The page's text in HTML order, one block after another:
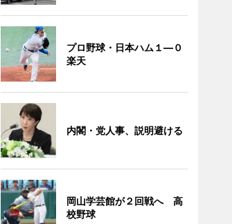
プロ野球・日本ハム１―０
楽天
内閣・党人事、説明避ける
岡山学芸館が２回戦へ 高
校野球